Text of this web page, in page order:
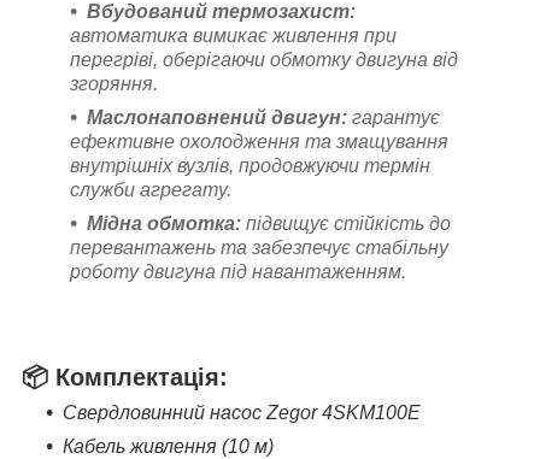
Вбудований термозахист:
автоматика вимикає живлення при
перегріві, оберігаючи обмотку двигуна від
згоряння.
Маслонаповнений двигун: гарантує
ефективне охолодження та змащування
внутрішніх вузлів, продовжуючи термін
служби агрегату.
Мідна обмотка: підвищує стійкість до
перевантажень та забезпечує стабільну
роботу двигуна під навантаженням.
📦 Комплектація:
Свердловинний насос Zegor 4SKM100E
Кабель живлення (10 м)